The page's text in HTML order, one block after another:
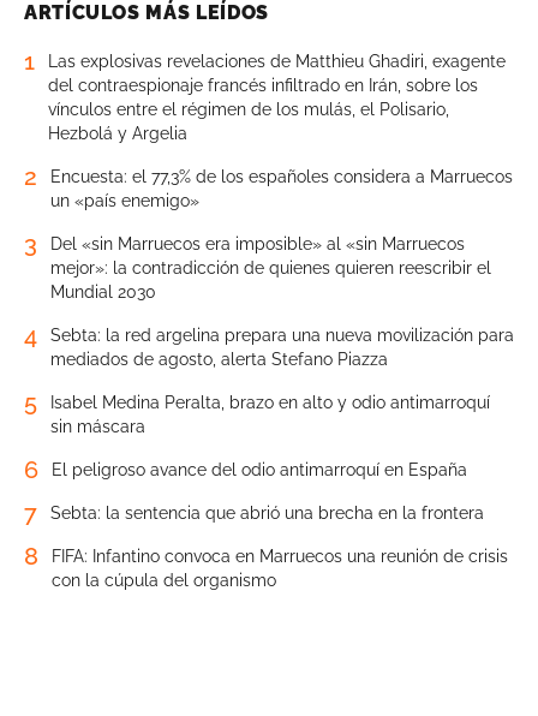
ARTÍCULOS MÁS LEÍDOS
1
Las explosivas revelaciones de Matthieu Ghadiri, exagente
del contraespionaje francés infiltrado en Irán, sobre los
vínculos entre el régimen de los mulás, el Polisario,
Hezbolá y Argelia
2
Encuesta: el 77,3% de los españoles considera a Marruecos
un «país enemigo»
3
Del «sin Marruecos era imposible» al «sin Marruecos
mejor»: la contradicción de quienes quieren reescribir el
Mundial 2030
4
Sebta: la red argelina prepara una nueva movilización para
mediados de agosto, alerta Stefano Piazza
5
Isabel Medina Peralta, brazo en alto y odio antimarroquí
sin máscara
6 El peligroso avance del odio antimarroquí en España
7 Sebta: la sentencia que abrió una brecha en la frontera
8
FIFA: Infantino convoca en Marruecos una reunión de crisis
con la cúpula del organismo